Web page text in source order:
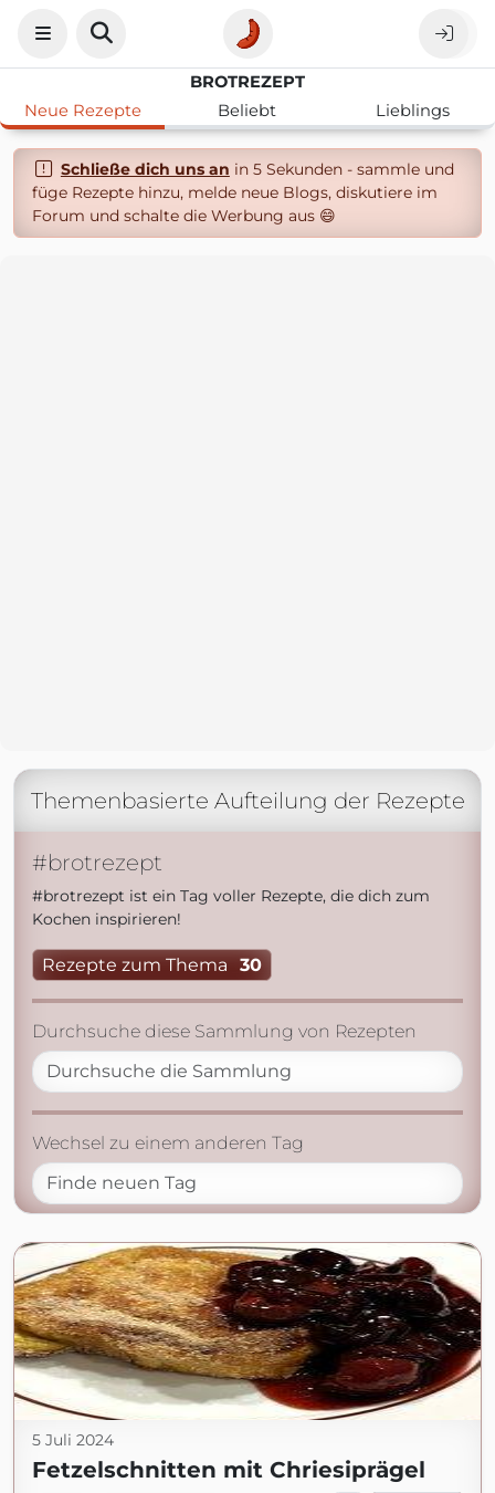
BROTREZEPT
Neue Rezepte
Beliebt Lieblings
Schließe dich uns an in 5 Sekunden - sammle und
füge Rezepte hinzu, melde neue Blogs, diskutiere im
Forum und schalte die Werbung aus 😄
Themenbasierte Aufteilung der Rezepte
#brotrezept
#brotrezept ist ein Tag voller Rezepte, die dich zum
Kochen inspirieren!
Rezepte zum Thema 30
Durchsuche diese Sammlung von Rezepten
Wechsel zu einem anderen Tag
5 Juli 2024
Fetzelschnitten mit Chriesiprägel